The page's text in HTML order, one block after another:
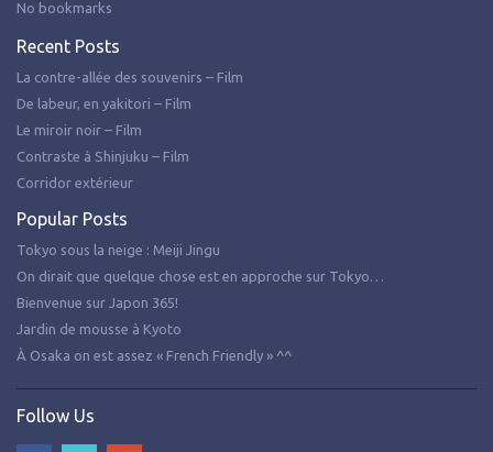
No bookmarks
Recent Posts
La contre-allée des souvenirs – Film
De labeur, en yakitori – Film
Le miroir noir – Film
Contraste à Shinjuku – Film
Corridor extérieur
Popular Posts
Tokyo sous la neige : Meiji Jingu
On dirait que quelque chose est en approche sur Tokyo…
Bienvenue sur Japon 365!
Jardin de mousse à Kyoto
À Osaka on est assez « French Friendly » ^^
Follow Us